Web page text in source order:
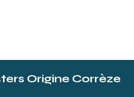
Origine Corrèze